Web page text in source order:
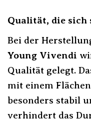
Qualität, die sich
Bei der
Young Vivendi
Qualität gelegt.
mit einem
besonders stabil
verhindert das